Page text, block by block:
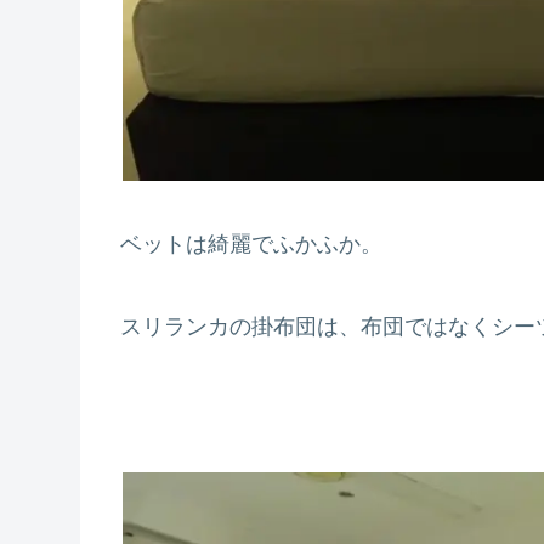
ベットは綺麗でふかふか。
スリランカの掛布団は、布団ではなくシー